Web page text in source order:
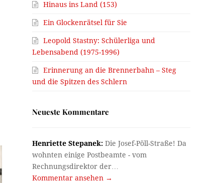
Hinaus ins Land (153)
Ein Glockenrätsel für Sie
Leopold Stastny: Schülerliga und
Lebensabend (1975-1996)
Erinnerung an die Brennerbahn – Steg
und die Spitzen des Schlern
Neueste Kommentare
Henriette Stepanek: Die Josef-Pöll-Straße! Da
wohnten einige Postbeamte - vom
Rechnungsdirektor der…
Kommentar ansehen →